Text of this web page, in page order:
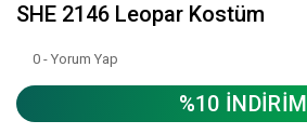
SHE 2146 Leopar Kostüm
0 - Yorum Yap
%10 İNDİRİM